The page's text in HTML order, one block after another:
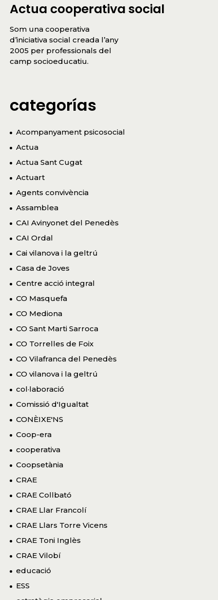
Actua cooperativa social
Som una cooperativa
d’iniciativa social creada l’any
2005 per professionals del
camp socioeducatiu.
categorías
Acompanyament psicosocial
Actua
Actua Sant Cugat
Actuart
Agents convivència
Assamblea
CAI Avinyonet del Penedès
CAI Ordal
Cai vilanova i la geltrú
Casa de Joves
Centre acció integral
CO Masquefa
CO Mediona
CO Sant Marti Sarroca
CO Torrelles de Foix
CO Vilafranca del Penedès
CO vilanova i la geltrú
col·laboració
Comissió d'Igualtat
CONÈIXE'NS
Coop-era
cooperativa
Coopsetània
CRAE
CRAE Collbató
CRAE Llar Francolí
CRAE Llars Torre Vicens
CRAE Toni Inglès
CRAE Vilobí
educació
ESS